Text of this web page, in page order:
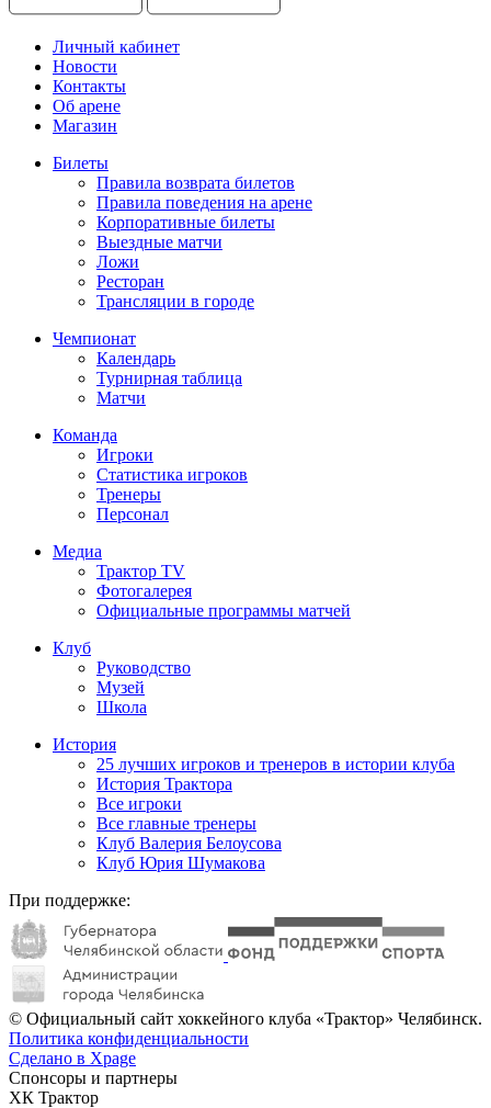
Личный кабинет
Новости
Контакты
Об арене
Магазин
Билеты
Правила возврата билетов
Правила поведения на арене
Корпоративные билеты
Выездные матчи
Ложи
Ресторан
Трансляции в городе
Чемпионат
Календарь
Турнирная таблица
Матчи
Команда
Игроки
Статистика игроков
Тренеры
Персонал
Медиа
Трактор TV
Фотогалерея
Официальные программы матчей
Клуб
Руководство
Музей
Школа
История
25 лучших игроков и тренеров в истории клуба
История Трактора
Все игроки
Все главные тренеры
Клуб Валерия Белоусова
Клуб Юрия Шумакова
При поддержке:
© Официальный сайт хоккейного клуба «Трактор» Челябинск.
Политика конфиденциальности
Сделано в Xpage
Спонсоры и партнеры
ХК Трактор